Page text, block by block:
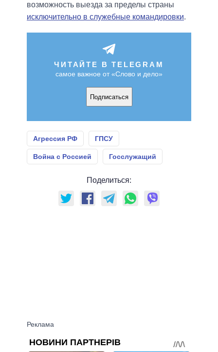
возможность выезда за пределы страны
исключительно в служебные командировки.
ЧИТАЙТЕ В TELEGRAM
самое важное от «Слово и дело»
Подписаться
Агрессия РФ ГПСУ
Война с Россией Госслужащий
Поделиться: